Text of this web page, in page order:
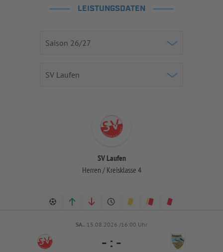
LEISTUNGSDATEN
SV Laufen
Herren / Kreisklasse 4
SA.. 15.08.2026 /16:00 Uhr
- : -